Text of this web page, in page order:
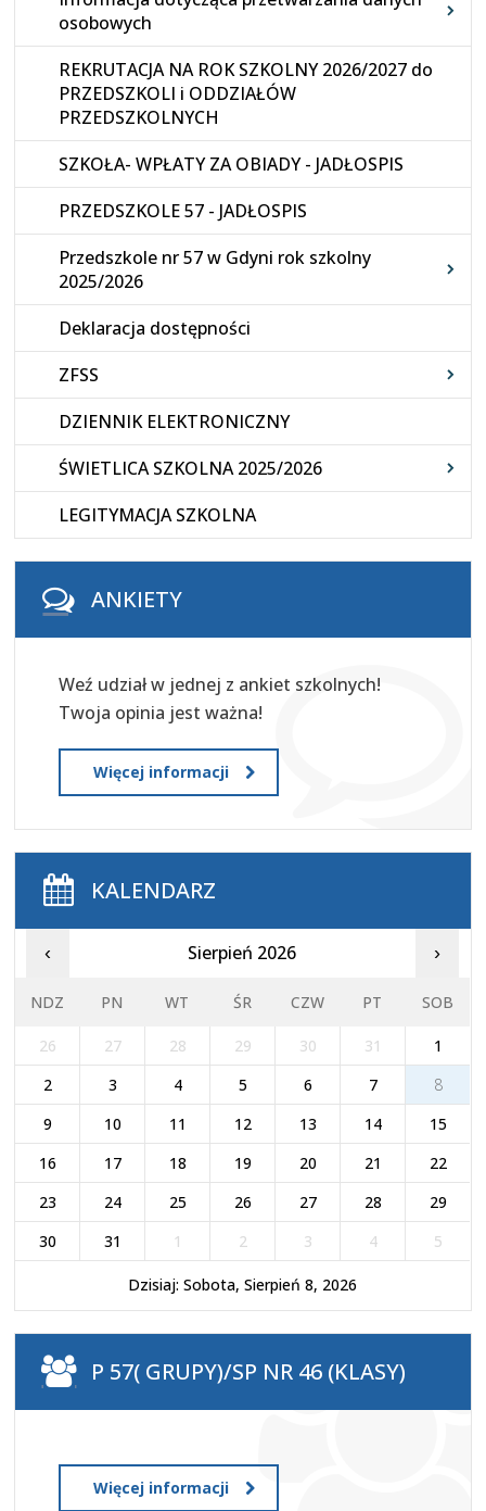
osobowych
REKRUTACJA NA ROK SZKOLNY 2026/2027 do
PRZEDSZKOLI i ODDZIAŁÓW
PRZEDSZKOLNYCH
SZKOŁA- WPŁATY ZA OBIADY - JADŁOSPIS
PRZEDSZKOLE 57 - JADŁOSPIS
Przedszkole nr 57 w Gdyni rok szkolny
2025/2026
Deklaracja dostępności
ZFSS
DZIENNIK ELEKTRONICZNY
ŚWIETLICA SZKOLNA 2025/2026
LEGITYMACJA SZKOLNA
ANKIETY
Weź udział w jednej z ankiet szkolnych!
Twoja opinia jest ważna!
Więcej informacji
KALENDARZ
‹ Sierpień 2026 ›
NDZ PN WT ŚR CZW PT SOB
26 27 28 29 30 31
1
2
3 4 5 6 7
8
9
10 11 12 13 14
15
16
17 18 19 20 21
22
23
24 25 26 27 28
29
30
31 1 2 3 4 5
Dzisiaj: Sobota, Sierpień 8, 2026
P 57( GRUPY)/SP NR 46 (KLASY)
Więcej informacji